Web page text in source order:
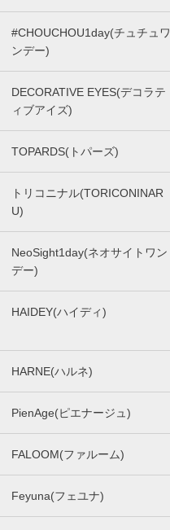
#CHOUCHOU1day(チュチュワ
ンデー)
DECORATIVE EYES(デコラテ
ィブアイズ)
TOPARDS(トパーズ)
トリコニナル(TORICONINAR
U)
NeoSight1day(ネオサイトワン
デー)
HAIDEY(ハイディ)
HARNE(ハルネ)
PienAge(ピエナージュ)
FALOOM(ファルーム)
Feyuna(フェユナ)